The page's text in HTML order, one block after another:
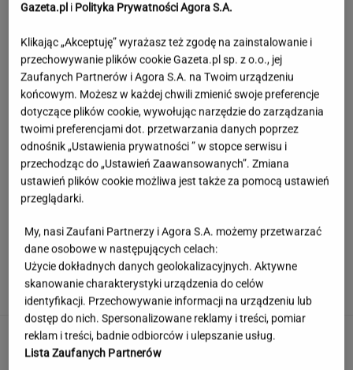
Księżniczka musi iść do wojska. Tyle czasu
spędzi w armii
Urzędnicy pukają do domów. Chcą paragonów
MATERIAŁ PROMOCYJNY
Gazeta.pl i Polityka Prywatności Agora S.A.
Klikając „Akceptuję” wyrażasz też zgodę na zainstalowanie i
przechowywanie plików cookie Gazeta.pl sp. z o.o., jej
Zaufanych Partnerów i Agora S.A. na Twoim urządzeniu
końcowym. Możesz w każdej chwili zmienić swoje preferencje
dotyczące plików cookie, wywołując narzędzie do zarządzania
twoimi preferencjami dot. przetwarzania danych poprzez
odnośnik „Ustawienia prywatności ” w stopce serwisu i
przechodząc do „Ustawień Zaawansowanych”. Zmiana
ustawień plików cookie możliwa jest także za pomocą ustawień
przeglądarki.
My, nasi Zaufani Partnerzy i Agora S.A. możemy przetwarzać
dane osobowe w następujących celach:
Użycie dokładnych danych geolokalizacyjnych. Aktywne
skanowanie charakterystyki urządzenia do celów
identyfikacji. Przechowywanie informacji na urządzeniu lub
dostęp do nich. Spersonalizowane reklamy i treści, pomiar
reklam i treści, badnie odbiorców i ulepszanie usług.
Lista Zaufanych Partnerów